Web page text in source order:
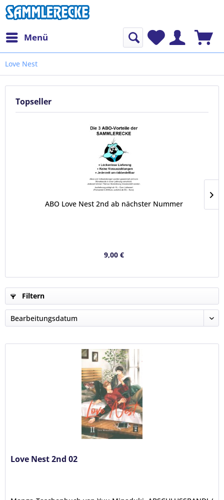
Menü
Love Nest
Topseller
ABO Love Nest 2nd ab nächster Nummer
9,00 €
Filtern
Love Nest 2nd 02